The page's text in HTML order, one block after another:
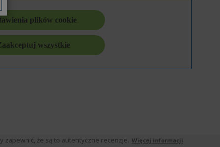
zapewnić, że są to autentyczne recenzje. Więcej informacji